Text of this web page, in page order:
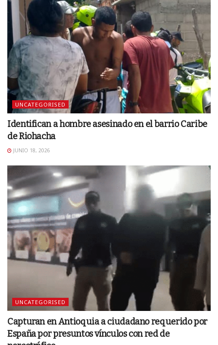
UNCATEGORISED
Identifican a hombre asesinado en el barrio Caribe
de Riohacha
JUNIO 18, 2026
UNCATEGORISED
Capturan en Antioquia a ciudadano requerido por
España por presuntos vínculos con red de